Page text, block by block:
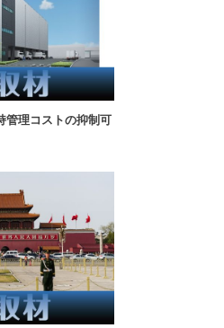
管理コストの抑制可